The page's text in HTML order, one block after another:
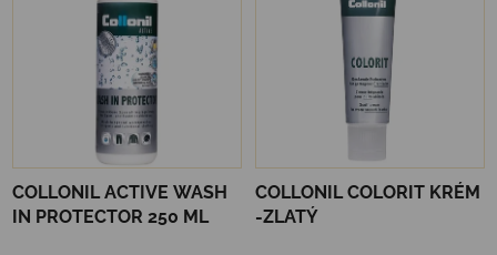
COLLONIL ACTIVE WASH
IN PROTECTOR 250 ML
COLLONIL COLORIT KRÉM
-ZLATÝ